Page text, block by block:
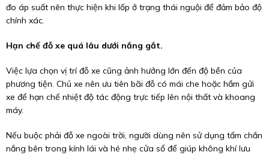
đo áp suất nên thực hiện khi lốp ở trạng thái nguội để đảm bảo độ
chính xác.
Hạn chế đỗ xe quá lâu dưới nắng gắt.
Việc lựa chọn vị trí đỗ xe cũng ảnh hưởng lớn đến độ bền của
phương tiện. Chủ xe nên ưu tiên bãi đỗ có mái che hoặc hầm gửi
xe để hạn chế nhiệt độ tác động trực tiếp lên nội thất và khoang
máy.
Nếu buộc phải đỗ xe ngoài trời, người dùng nên sử dụng tấm chắn
nắng bên trong kính lái và hé nhẹ cửa sổ để giúp không khí lưu